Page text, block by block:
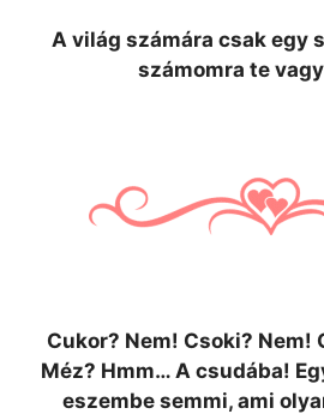
A világ számára csak egy
számomra te
Cukor? Nem! Csoki?
Méz? Hmm… A csudába!
eszembe semmi, ami